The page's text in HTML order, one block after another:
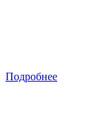
Подробнее